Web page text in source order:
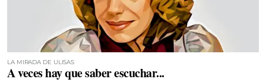
LA MIRADA DE ULISAS
A veces hay que saber escuchar...